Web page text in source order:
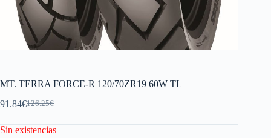
MT. TERRA FORCE-R 120/70ZR19 60W TL
126.25€
91.84€
Sin existencias